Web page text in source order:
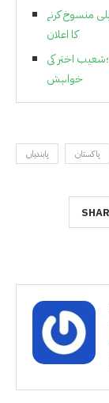
منسوخ کرنے
کا اعلان
؛شعیب اختر کی
خواہش
پابندیاں پاکستان